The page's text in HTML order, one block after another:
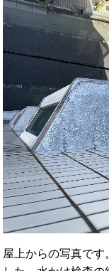
屋上からの写真です